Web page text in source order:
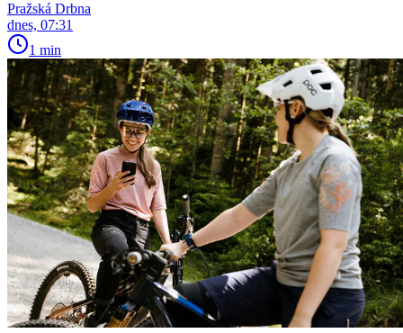
Pražská Drbna
dnes, 07:31
1 min